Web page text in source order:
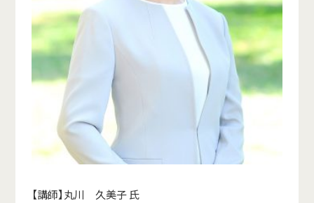
【講師】丸川 久美子 氏